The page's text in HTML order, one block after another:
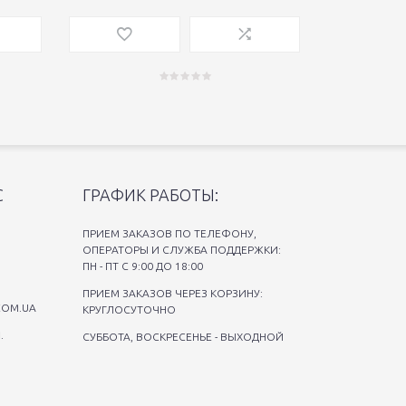
ГРАФИК РАБОТЫ:
ПРИЕМ ЗАКАЗОВ ПО ТЕЛЕФОНУ,
ОПЕРАТОРЫ И СЛУЖБА ПОДДЕРЖКИ:
ПН - ПТ С 9:00 ДО 18:00
ПРИЕМ ЗАКАЗОВ ЧЕРЕЗ КОРЗИНУ:
КРУГЛОСУТОЧНО
СУББОТА, ВОСКРЕСЕНЬЕ - ВЫХОДНОЙ